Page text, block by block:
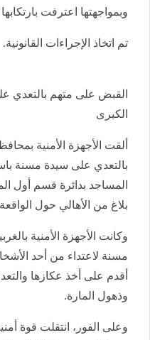
وبمواجهتها اعترفت
تم اتخاذ الإجراءات القانونية.
القبض على متهم بالتعدي
الكبرى
ألقت الأجهزة الأمنية
بالتعدي على سيدة مسنة
المساجد بدائرة قسم أول
بلاغ من الأهالي حول
وكانت الأجهزة الأمنية
مسنة لاعتداء من أحد
أقدم على أخذ عكازها
وذهول المارة.
وعلى الفور، انتقلت قوة